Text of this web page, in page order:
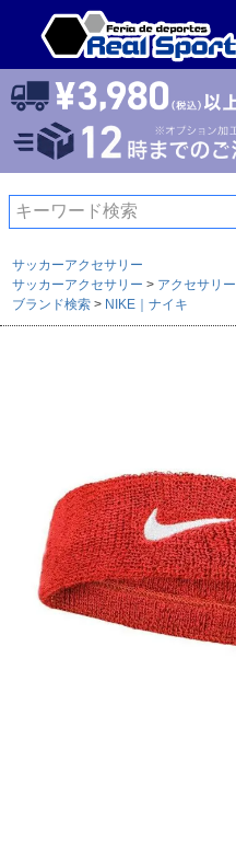
サッカーアクセサリー
サッカーアクセサリー
アクセサリー
ブランド検索
NIKE｜ナイキ